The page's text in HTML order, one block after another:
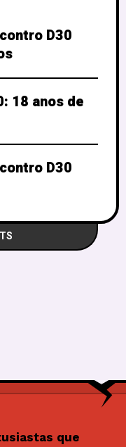
D30
18 anos de
D30
que